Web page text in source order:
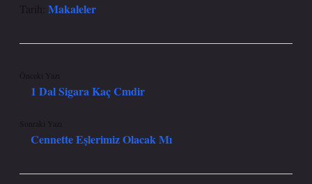
Tarih: Makaleler
Önceki Yazı
1 Dal Sigara Kaç Cmdir
Sonraki Yazı
Cennette Eşlerimiz Olacak Mı